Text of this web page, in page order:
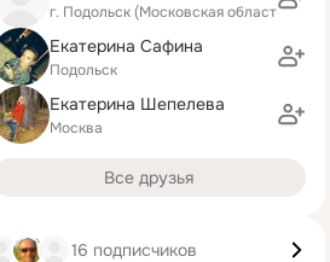
г. Подольск (Московская область)
Екатерина Сафина
Подольск
Екатерина Шепелева
Москва
Все друзья
16 подписчиков